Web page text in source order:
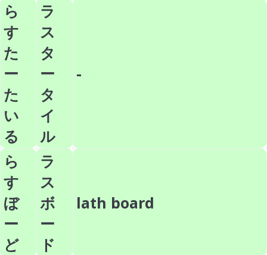
ら
す
た
ー
た
い
る
ラ
ス
タ
ー
タ
イ
ル
-
ら
す
ぼ
ー
ど
ラ
ス
ボ
ー
ド
lath board